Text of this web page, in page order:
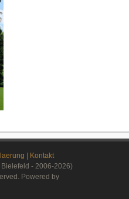
Kontakt
- 2006-2026)
Powered by